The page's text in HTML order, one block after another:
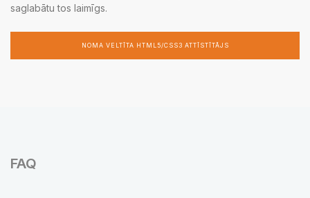
saglabātu tos laimīgs.
NOMA VELTĪTA HTML5/CSS3 ATTĪSTĪTĀJS
FAQ